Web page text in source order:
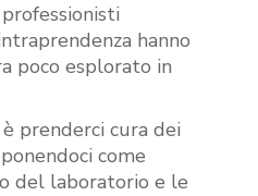
hanno
poco esplorato in
prenderci cura dei
come
del laboratorio e le